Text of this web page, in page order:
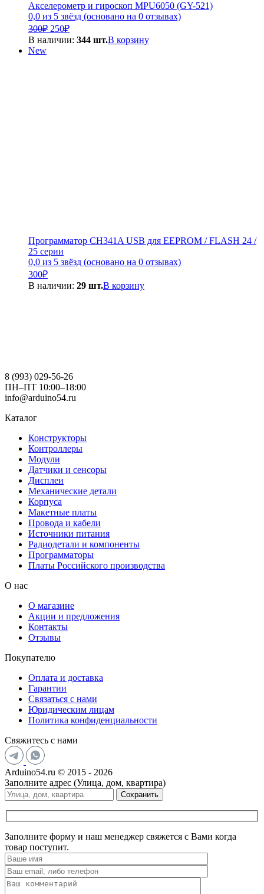
Акселерометр и гироскоп MPU6050 (GY-521)
0,0 из 5 звёзд (основано на 0 отзывах)
300₽ Первоначальная
цена
250₽Текущая
цена:
В наличии: 344 шт.В корзину
New
Программатор CH341A USB для EEPROM / FLASH 24 /
25 серии
0,0 из 5 звёзд (основано на 0 отзывах)
300₽
В наличии: 29 шт.В корзину
8 (993) 029-56-26
ПН–ПТ 10:00–18:00
info@arduino54.ru
Каталог
Конструкторы
Контроллеры
Модули
Датчики и сенсоры
Дисплеи
Механические детали
Корпуса
Макетные платы
Провода и кабели
Источники питания
Радиодетали и компоненты
Программаторы
Платы Российского производства
О нас
О магазине
Акции и предложения
Контакты
Отзывы
Покупателю
Оплата и доставка
Гарантии
Связаться с нами
Юридическим лицам
Политика конфиденциальности
Свяжитесь с нами
Arduino54.ru © 2015 - 2026
Заполните адрес (Улица, дом, квартира)
Сохранить
Заполните форму и наш менеджер свяжется с Вами когда
товар поступит.